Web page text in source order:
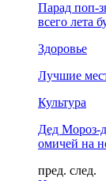
Парад поп-
всего лета
Здоровье
Лучшие
Культура
Дед Мороз-
омичей на
пред. след.